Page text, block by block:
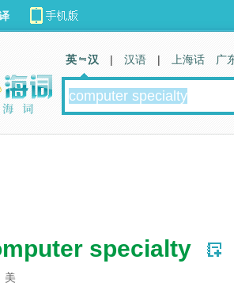
specialty
美
英 汉 | 汉语 | 上海话 广